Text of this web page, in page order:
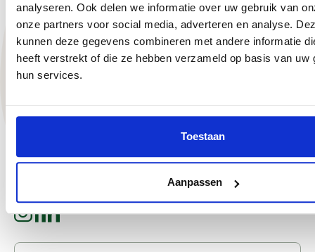
analyseren. Ook delen we informatie over uw gebruik van
onze partners voor social media, adverteren en analyse.
kunnen deze gegevens combineren met andere informatie
heeft verstrekt of die ze hebben verzameld op basis van uw
hun services.
Toestaan
Aanpassen
Megaschutting
Onze voordelen
onderdelen
Snelle levering door eigen vertrouwde transporteurs
Inmeet- en montageservice